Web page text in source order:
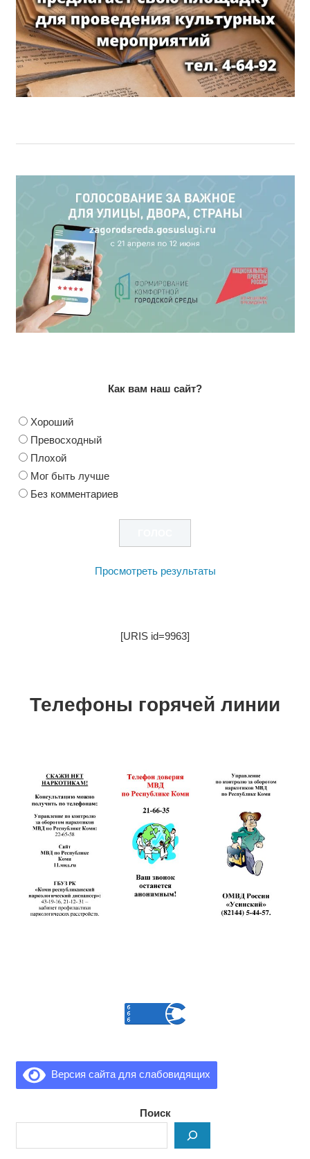
Как вам наш сайт?
Хороший
Превосходный
Плохой
Мог быть лучше
Без комментариев
Просмотреть результаты
[URIS id=9963]
Телефоны горячей линии
Версия сайта для слабовидящих
Поиск